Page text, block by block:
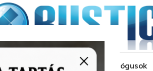
látványtervezés pályázat katalógusok